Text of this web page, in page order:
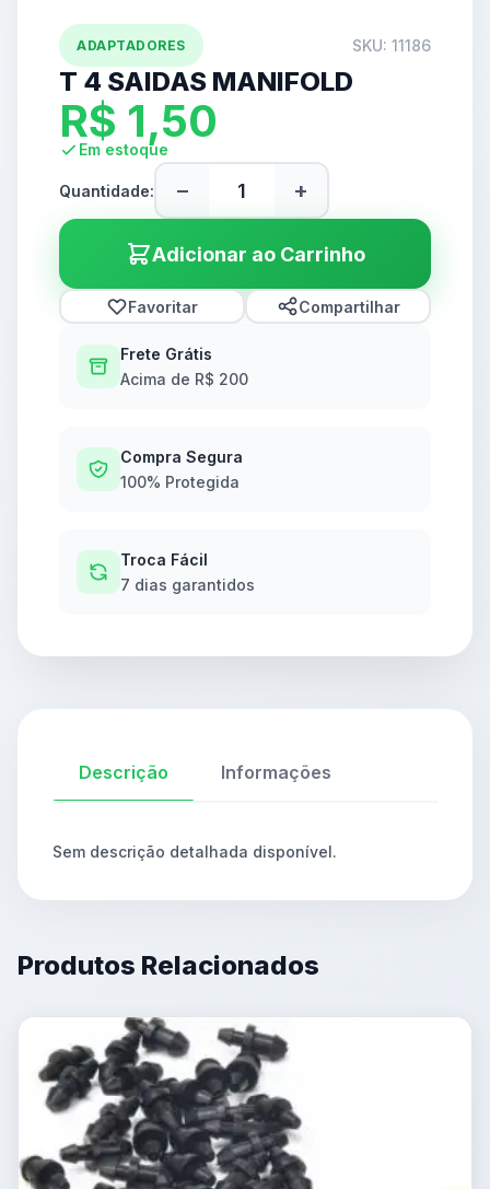
ADAPTADORES SKU: 11186
T 4 SAIDAS MANIFOLD
R$ 1,50
Em estoque
Quantidade: − +
Adicionar ao Carrinho
Favoritar Compartilhar
Frete Grátis
Acima de R$ 200
Compra Segura
100% Protegida
Troca Fácil
7 dias garantidos
Descrição Informações
Sem descrição detalhada disponível.
Produtos Relacionados